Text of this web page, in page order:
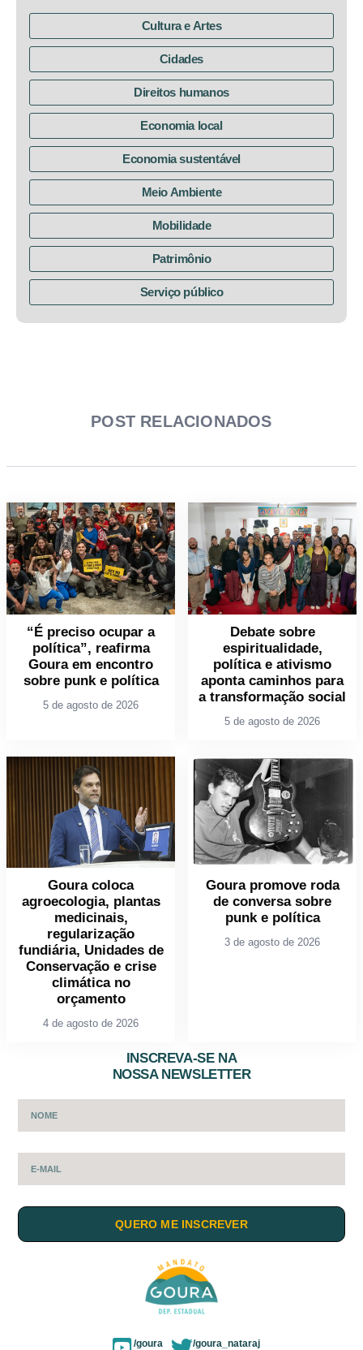
Cultura e Artes
Cidades
Direitos humanos
Economia local
Economia sustentável
Meio Ambiente
Mobilidade
Patrimônio
Serviço público
POST RELACIONADOS
“É preciso ocupar a
política”, reafirma
Goura em encontro
sobre punk e política
5 de agosto de 2026
Debate sobre
espiritualidade,
política e ativismo
aponta caminhos para
a transformação social
5 de agosto de 2026
Goura coloca
agroecologia, plantas
medicinais,
regularização
fundiária, Unidades de
Conservação e crise
climática no
orçamento
4 de agosto de 2026
Goura promove roda
de conversa sobre
punk e política
3 de agosto de 2026
INSCREVA-SE NA
NOSSA NEWSLETTER
QUERO ME INSCREVER
/goura /goura_nataraj